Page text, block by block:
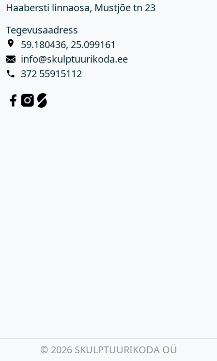
Haabersti linnaosa, Mustjõe tn 23
Tegevusaadress
59.180436, 25.099161
info@skulptuurikoda.ee
372 55915112
© 2026 SKULPTUURIKODA OÜ